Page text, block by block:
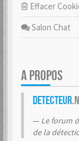
Effacer
Salon Chat
A PROPOS
Detecteur
Le forum
de la